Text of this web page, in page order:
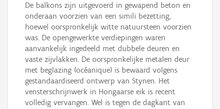
De balkons zijn uitgevoerd in gewapend beton en
onderaan voorzien van een simili bezetting,
hoewel oorspronkelijk witte natuursteen voorzien
was. De opengewerkte verdiepingen waren
aanvankelijk ingedeeld met dubbele deuren en
vaste zijvlakken. De oorspronkelijke metalen deur
met beglazing (océanique) is bewaard volgens
gestandaardiseerd ontwerp van Stynen. Het
vensterschrijnwerk in Hongaarse eik is recent
volledig vervangen. Wel is tegen de dagkant van